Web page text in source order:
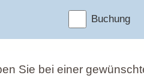
Buchung
Sie bei einer